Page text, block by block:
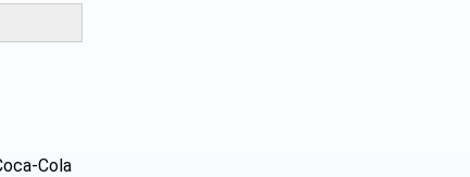
Cola